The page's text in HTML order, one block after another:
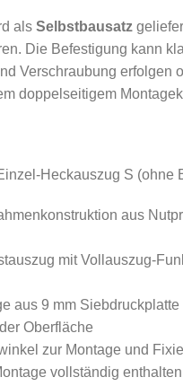
als Selbstbausatz
Die Befestigung kann
Verschraubung erfolgen
doppelseitigem
Heckauszug S (ohne
aus
mit Vollauszug-
aus 9 mm Siebdruckplatte
Oberfläche
zur Montage und
vollständig